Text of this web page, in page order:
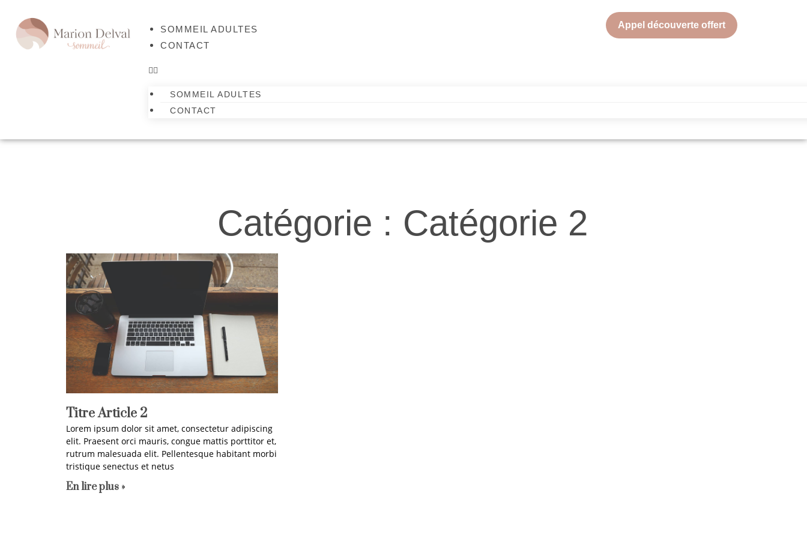
SOMMEIL ADULTES
CONTACT
SOMMEIL ADULTES
CONTACT
Appel découverte offert
Catégorie : Catégorie 2
Titre Article 2
Lorem ipsum dolor sit amet, consectetur adipiscing
elit. Praesent orci mauris, congue mattis porttitor et,
rutrum malesuada elit. Pellentesque habitant morbi
tristique senectus et netus
En lire plus »